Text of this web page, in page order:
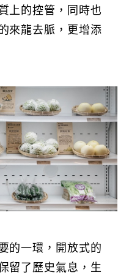
上的控管，同時也
來龍去脈，更增添
的一環，開放式的
留了歷史氣息，生